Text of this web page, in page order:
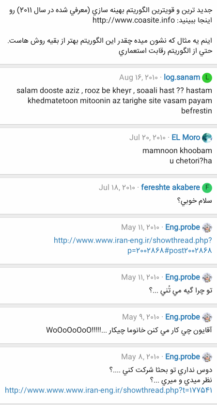
جديد ترين و قويترين الگوريتم بهينه سازي (معرفي شده در سال 2011) رو
اينجا ببينيد: http://www.coasite.info
اينم يه مثال كه نشون ميده چقدر اين الگوريتم بهتر از بقيه روش هاست.
حتي از الگوريتم رقابت استعماري
L
log.sanam
Aug 16, 2010
salam dooste aziz , rooz be kheyr , soaali hast ?? hastam
khedmatetoon mitoonin az tarighe site vasam payam
befrestin
EL Moro
Jul 20, 2010
mamnoon khoobam
u chetori?ha
F
fereshte akabere
Jul 18, 2010
سلام خوبي؟
Eng.probe
May 11, 2010
http://www.www.iran-eng.ir/showthread.php?
p=2002868#post2002868
Eng.probe
May 11, 2010
تو چرا گيه مي تُني ...؟
Eng.probe
May 9, 2010
آقايون چي كار مي كنن خانوما چيكار ...!!!!!WoOoOoOoO
Eng.probe
May 8, 2010
دوس نداري تو بحثا شركت كني ....؟
نظر ميدي و ميري ...؟
http://www.www.www.iran-eng.ir/showthread.php?t=177541